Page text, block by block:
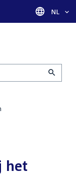
Taal
NL
het